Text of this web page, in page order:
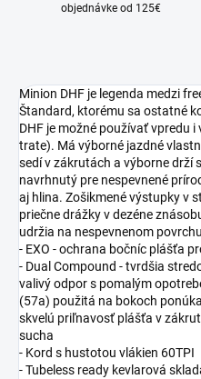
objednávke od 125€
Minion DHF je legenda medzi
Štandard, ktorému sa ostatné
DHF je možné používať vpredu
trate). Má výborné jazdné
sedí v zákrutách a výborne drží
navrhnutý pre nespevnené
aj hlina. Zošikmené výstupky v
priečne drážky v dezéne
udržia na nespevnenom
- EXO - ochrana bočníc plášťa
- Dual Compound - tvrdšia
valivý odpor s pomalým
(57a) použitá na bokoch
skvelú priľnavosť plášťa v
sucha
- Kord s hustotou vlákien 60TPI
- Tubeless ready kevlarová